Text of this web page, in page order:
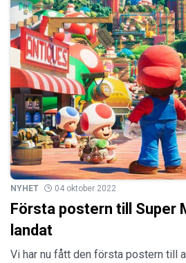
NYHET 04 oktober 2022
Första postern till Super
landat
Vi har nu fått den första postern till